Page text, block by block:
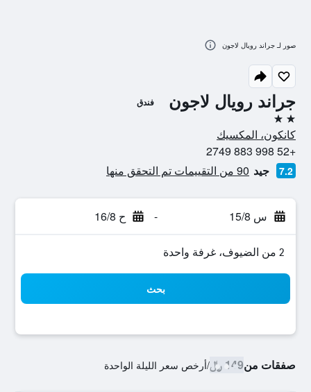
جراند رويال لاجون فندق
2 نجمتين
كانكون، المكسيك
+52 998 883 2749
7.2 جيد 90 من التقييمات تم التحقق منها
س 15/8 - ح 16/8
2 من الضيوف، غرفة واحدة
بحث
صفقات من149 ﷼ /أرخص سعر الليلة الواحدة
صور لـ جراند رويال لاجون